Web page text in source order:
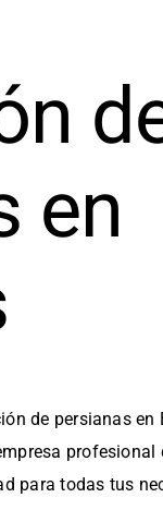
en
de persianas en
profesional
para todas tus